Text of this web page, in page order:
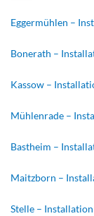
Eggermühlen –
Bonerath –
Kassow –
Mühlenrade –
Bastheim –
Maitzborn –
Stelle –